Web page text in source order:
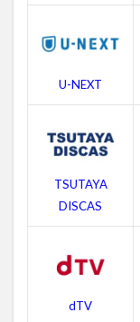
ズの
動画
イッ
フォ
ロー
吹き
U-NEXT
TSUTAYA
DISCAS
dTV